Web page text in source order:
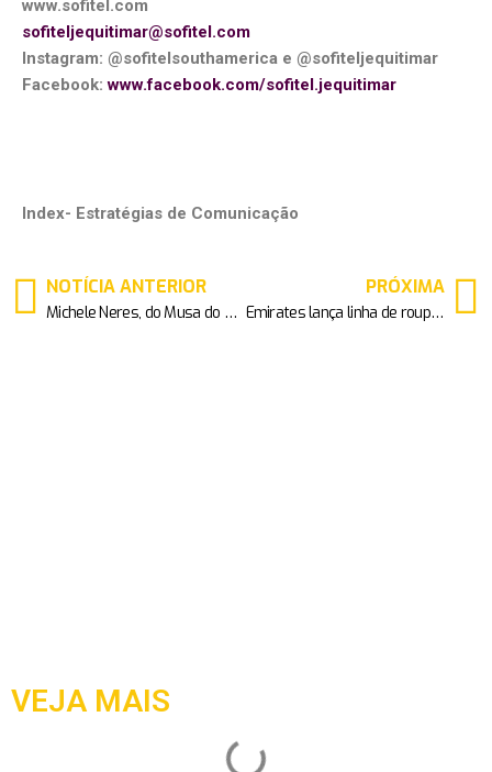
www.sofitel.com
sofiteljequitimar@sofitel.com
Instagram: @sofitelsouthamerica e @sofiteljequitimar
Facebook:www.facebook.com/sofitel.jequitimar
Index- Estratégias de Comunicação
NOTÍCIA ANTERIOR
Michele Neres, do Musa do Brasil, posa sexy: “celulite passa longe”
PRÓXIMA
Emirates lança linha de roupas especiais para o Natal
VEJA MAIS